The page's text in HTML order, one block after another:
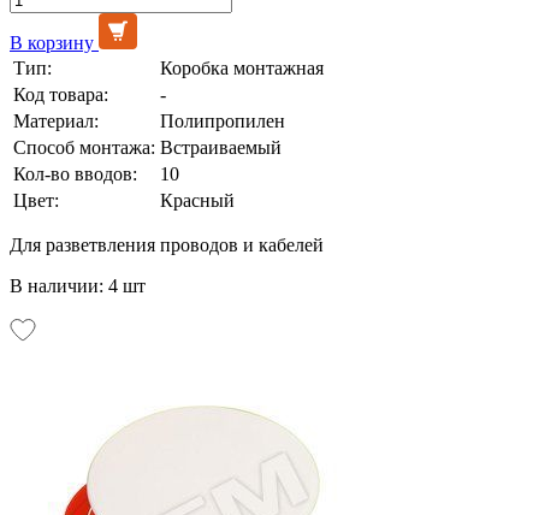
В корзину
Тип:
Коробка монтажная
Код товара:
-
Материал:
Полипропилен
Способ монтажа: Встраиваемый
Кол-во вводов:
10
Цвет:
Красный
Для разветвления проводов и кабелей
В наличии: 4 шт